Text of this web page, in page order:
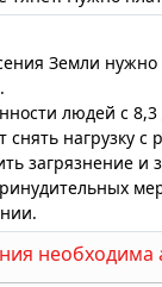
необходима